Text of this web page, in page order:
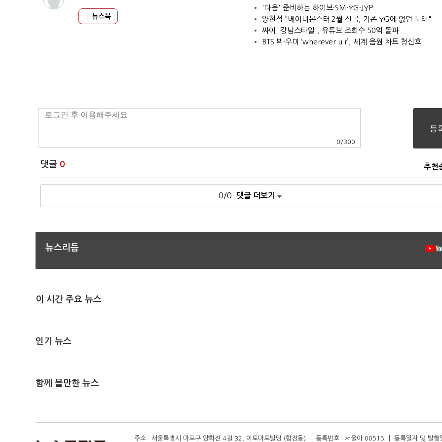
뉴스북
'다음' 준비하는 하이브·SM·YG·JYP
양현석 "베이비몬스터 2월 신곡, 기존 YG에 없던 노래"
싸이 '강남스타일', 유튜브 조회수 50억 돌파
BTS 뷔·우미 ‘wherever u r’, 세계 음원 차트 청신호
0 /300
댓글 0 추천
0/0 댓글 더보기
뉴스리듬
이 시간 주요 뉴스
인기 뉴스
함께 볼만한 뉴스
주소 : 서울특별시 마포구 양화진 4길 32, 이토마토빌딩 (합정동) ㅣ 등록번호 : 서울아 00515 ㅣ 등록일자 및 발